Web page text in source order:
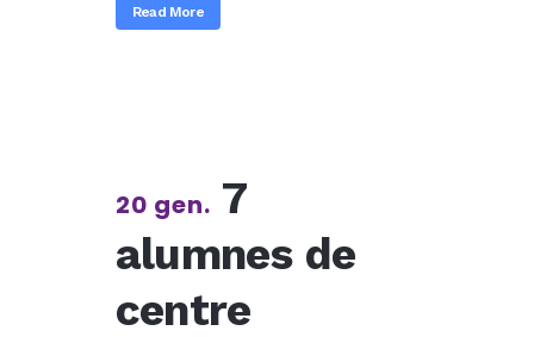
Read More
20 gen. 7
alumnes de
centre